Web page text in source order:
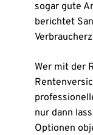
sogar gute
berichtet
Wer mit der
nur dann
Optionen